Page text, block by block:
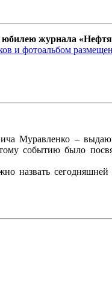
журнала
и фотоальбом
Муравленко –
событию было
назвать сегодняшней